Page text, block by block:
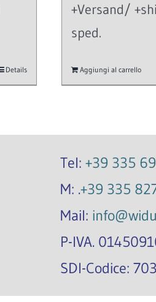
Details
+Versand/
sped.
Aggiungi al carrello
Tel: +39 335
M: .+39 335
Mail:
P-IVA.
SDI-Codice: